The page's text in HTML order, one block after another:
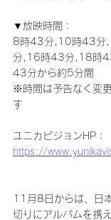
▼放映時間：
8時43分,10時43分
分,16時43分,18時
43分から約5分間
※時間は予告なく変
す
ユニカビジョンHP：
https://
11月8日からは、日
切りにアルバムを携